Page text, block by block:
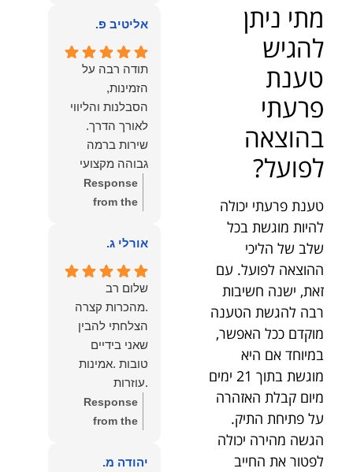
מתי ניתן
להגיש
טענת
פרעתי
בהוצאה
לפועל?
טענת פרעתי יכולה
להיות מוגשת בכל
שלב של הליכי
ההוצאה לפועל. עם
זאת, ישנה חשיבות
רבה להגשת הטענה
מוקדם ככל האפשר,
במיוחד אם היא
מוגשת בתוך 21 ימים
מיום קבלת האזהרה
על פתיחת התיק.
הגשה מהירה יכולה
לפטור את החייב
הלב הרבה
הצלחה, ברכה
ובשורות טובות.
שמעון האן
משרד עורכי דין
ונוטריון
תחושת ביטחון
התהליך.
המקצועיות,
הסבלנות,
היסודיות
והאכפתיות שלו
בלטו מהרגע
הראשון. הרגשתי
שיש לי על מי
לסמוך, ואני
הלב לכל מי
שמחפש עורך דין
מקצועי, אמין
ומסור.
הוא שלנו, נעמוד
ולשירותך בכל
עת גם בהמשך.
שמעון האן
משרד עורכי דין
ונוטריון
אליטיב פ.
תודה רבה על
הזמינות,
הסבלנות והליווי
שירות ברמה
גבוהה מקצועי
ואמין.
Response
from the
הוא שלנו.
אורלי ג.
שלום רב
.מהכרות קצרה
הצלחתי להבין
שאני בידיים
טובות .אמינות
.עוזרות
.ומקשיבות .אין לי
מילים להודות
העוצמות
Response
from the
רבה על המילים
יהודה מ.